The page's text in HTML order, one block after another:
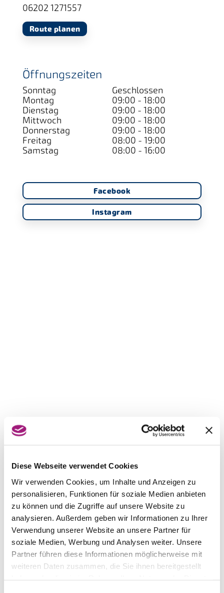
Diese Webseite verwendet Cookies
Wir verwenden Cookies, um Inhalte und Anzeigen zu
personalisieren, Funktionen für soziale Medien anbieten
zu können und die Zugriffe auf unsere Website zu
analysieren. Außerdem geben wir Informationen zu Ihrer
Verwendung unserer Website an unsere Partner für
soziale Medien, Werbung und Analysen weiter. Unsere
Partner führen diese Informationen möglicherweise mit
weiteren Daten zusammen, die Sie ihnen bereitgestellt
06202 1271557
Route planen
Öffnungszeiten
Sonntag
Geschlossen
Montag
09:00 - 18:00
Dienstag
09:00 - 18:00
Mittwoch
09:00 - 18:00
Donnerstag
09:00 - 18:00
Freitag
08:00 - 19:00
Samstag
08:00 - 16:00
Facebook
Instagram